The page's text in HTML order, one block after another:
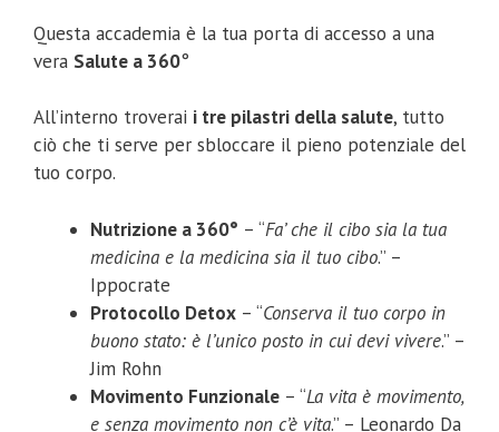
Questa accademia è la tua porta di accesso a una
vera Salute a 360°
All’interno troverai i tre pilastri della salute, tutto
ciò che ti serve per sbloccare il pieno potenziale del
tuo corpo.
Nutrizione a 360° – “Fa’ che il cibo sia la tua
medicina e la medicina sia il tuo cibo.” –
Ippocrate
Protocollo Detox – “Conserva il tuo corpo in
buono stato: è l’unico posto in cui devi vivere.” –
Jim Rohn
Movimento Funzionale – “La vita è movimento,
e senza movimento non c’è vita.” – Leonardo Da